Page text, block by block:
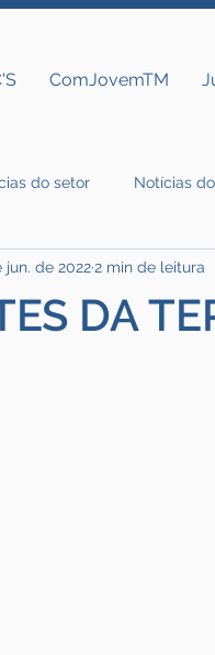
ComJovemTM
do setor Notícias
DA
jun. de 20222 min de leitura